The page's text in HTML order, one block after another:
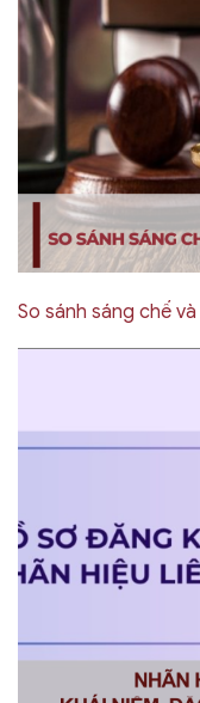
So sánh sáng chế